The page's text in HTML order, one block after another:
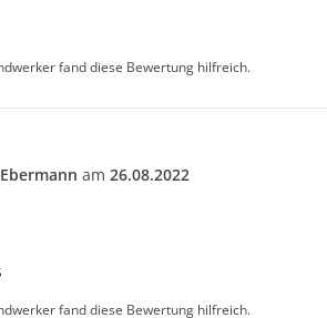
fand diese Bewertung hilfreich.
am 26.08.2022
fand diese Bewertung hilfreich.